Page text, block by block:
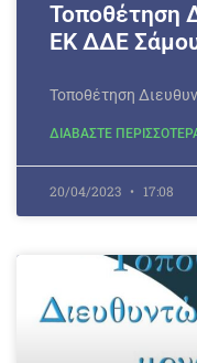
Τοποθέτηση
ΕΚ ΔΔΕ
Τοποθέτηση
ΔΙΑΒΑΣΤΕ
20/04/2023 17:08